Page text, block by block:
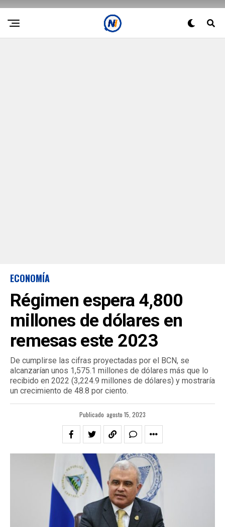
ECONOMÍA
Régimen espera 4,800
millones de dólares en
remesas este 2023
De cumplirse las cifras proyectadas por el BCN, se
alcanzarían unos 1,575.1 millones de dólares más que lo
recibido en 2022 (3,224.9 millones de dólares) y mostraría
un crecimiento de 48.8 por ciento.
Publicado agosto 15, 2023